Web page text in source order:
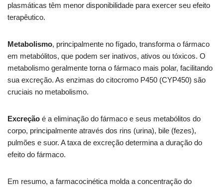
plasmáticas têm menor disponibilidade para exercer seu efeito
terapêutico.
Metabolismo, principalmente no fígado, transforma o fármaco
em metabólitos, que podem ser inativos, ativos ou tóxicos. O
metabolismo geralmente torna o fármaco mais polar, facilitando
sua excreção. As enzimas do citocromo P450 (CYP450) são
cruciais no metabolismo.
Excreção é a eliminação do fármaco e seus metabólitos do
corpo, principalmente através dos rins (urina), bile (fezes),
pulmões e suor. A taxa de excreção determina a duração do
efeito do fármaco.
Em resumo, a farmacocinética molda a concentração do